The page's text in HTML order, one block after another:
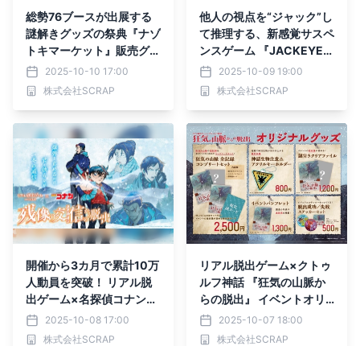
総勢76ブースが出展する
謎解きグッズの祭典『ナゾ
トキマーケット』販売グッ
ズを追加発表！
2025-10-10 17:00
株式会社SCRAP
他人の視点を“ジャック”し
て推理する、新感覚サスペ
ンスゲーム 『JACKEYES
7月のトロイメライ』 特典
ステッカー付きパッケージ
版の販売決定！ 全国のリ
サイトで本日より販売開始
2025-10-09 19:00
株式会社SCRAP
開催から3カ月で累計10万
人動員を突破！ リアル脱
出ゲーム×名探偵コナン
『残像の交信（シグナル）
からの脱出』
2025-10-08 17:00
株式会社SCRAP
リアル脱出ゲーム×クトゥ
ルフ神話 『狂気の山脈か
らの脱出』 イベントオリ
ジナルグッズ公開！
2025-10-07 18:00
株式会社SCRAP